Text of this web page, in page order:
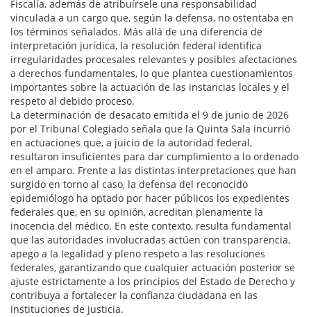
Fiscalía, además de atribuírsele una responsabilidad
vinculada a un cargo que, según la defensa, no ostentaba en
los términos señalados. Más allá de una diferencia de
interpretación jurídica, la resolución federal identifica
irregularidades procesales relevantes y posibles afectaciones
a derechos fundamentales, lo que plantea cuestionamientos
importantes sobre la actuación de las instancias locales y el
respeto al debido proceso.
La determinación de desacato emitida el 9 de junio de 2026
por el Tribunal Colegiado señala que la Quinta Sala incurrió
en actuaciones que, a juicio de la autoridad federal,
resultaron insuficientes para dar cumplimiento a lo ordenado
en el amparo. Frente a las distintas interpretaciones que han
surgido en torno al caso, la defensa del reconocido
epidemiólogo ha optado por hacer públicos los expedientes
federales que, en su opinión, acreditan plenamente la
inocencia del médico. En este contexto, resulta fundamental
que las autoridades involucradas actúen con transparencia,
apego a la legalidad y pleno respeto a las resoluciones
federales, garantizando que cualquier actuación posterior se
ajuste estrictamente a los principios del Estado de Derecho y
contribuya a fortalecer la confianza ciudadana en las
instituciones de justicia.